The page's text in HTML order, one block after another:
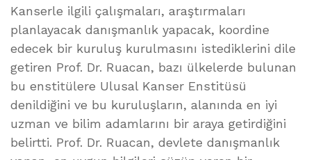
Kanserle ilgili çalışmaları, araştırmaları
planlayacak danışmanlık yapacak, koordine
edecek bir kuruluş kurulmasını istediklerini dile
getiren Prof. Dr. Ruacan, bazı ülkelerde bulunan
bu enstitülere Ulusal Kanser Enstitüsü
denildiğini ve bu kuruluşların, alanında en iyi
uzman ve bilim adamlarını bir araya getirdiğini
belirtti. Prof. Dr. Ruacan, devlete danışmanlık